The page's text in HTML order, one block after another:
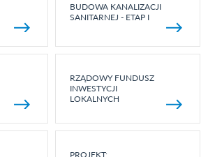
BUDOWA KANALIZACJI
SANITARNEJ - ETAP I
RZĄDOWY FUNDUSZ
INWESTYCJI
LOKALNYCH
PROJEKT: